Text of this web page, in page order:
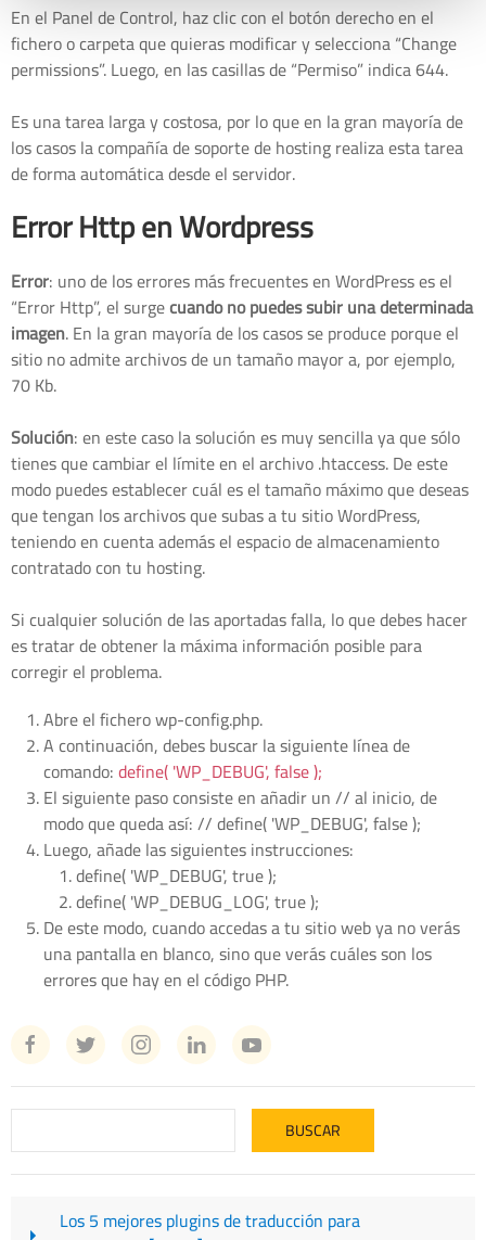
En el Panel de Control, haz clic con el botón derecho en el
fichero o carpeta que quieras modificar y selecciona “Change
permissions”. Luego, en las casillas de “Permiso” indica 644.
Es una tarea larga y costosa, por lo que en la gran mayoría de
los casos la compañía de soporte de hosting realiza esta tarea
de forma automática desde el servidor.
Error Http en Wordpress
Error: uno de los errores más frecuentes en WordPress es el
“Error Http”, el surgecuando no puedes subir una determinada
imagen. En la gran mayoría de los casos se produce porque el
sitio no admite archivos de un tamaño mayor a, por ejemplo,
70 Kb.
Solución: en este caso la solución es muy sencilla ya que sólo
tienes que cambiar el límite en el archivo .htaccess. De este
modo puedes establecer cuál es el tamaño máximo que deseas
que tengan los archivos que subas a tu sitio WordPress,
teniendo en cuenta además el espacio de almacenamiento
contratado con tu hosting.
Si cualquier solución de las aportadas falla, lo que debes hacer
es tratar de obtener la máxima información posible para
corregir el problema.
Abre el fichero wp-config.php.
A continuación, debes buscar la siguiente línea de
comando:define( 'WP_DEBUG', false );
El siguiente paso consiste en añadir un // al inicio, de
modo que queda así: // define( 'WP_DEBUG', false );
Luego, añade las siguientes instrucciones:
define( 'WP_DEBUG', true );
define( 'WP_DEBUG_LOG', true );
De este modo, cuando accedas a tu sitio web ya no verás
una pantalla en blanco, sino que verás cuáles son los
errores que hay en el código PHP.
Los 5 mejores plugins de traducción para